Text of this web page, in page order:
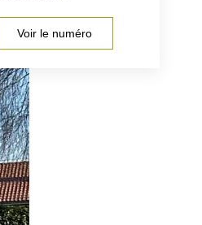
Voir le numéro